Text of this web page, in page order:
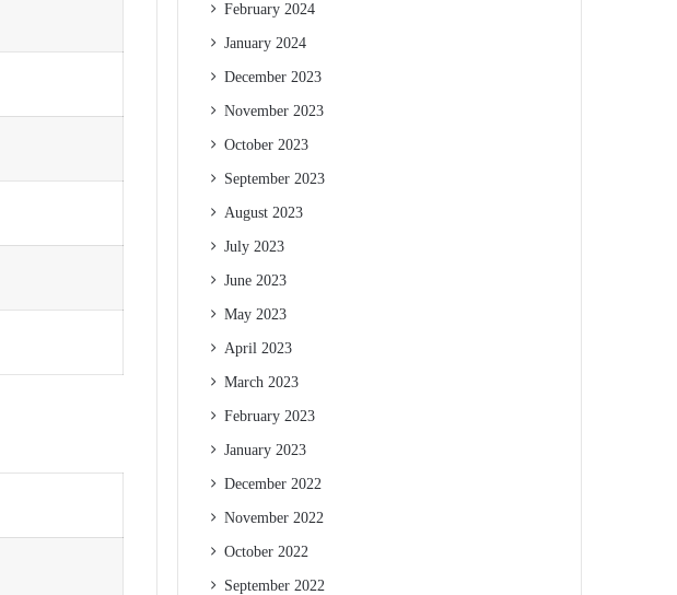
February 2024
January 2024
December 2023
November 2023
October 2023
September 2023
August 2023
July 2023
June 2023
May 2023
April 2023
March 2023
February 2023
January 2023
December 2022
November 2022
October 2022
September 2022